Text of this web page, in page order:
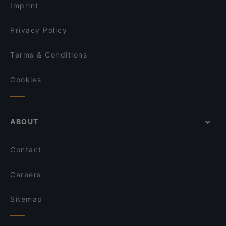
Imprint
Privacy Policy
Terms & Conditions
Cookies
ABOUT
Contact
Careers
Sitemap